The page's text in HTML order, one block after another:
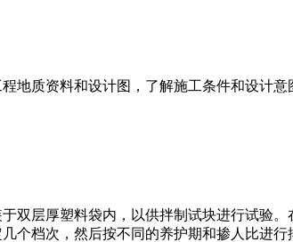
地质资料和设计图，了解施工条件和设计
双层厚塑料袋内，以供拌制试块进行试验
个档次，然后按不同的养护期和掺人比进行